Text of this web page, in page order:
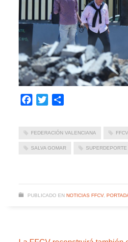
Facebook
Twitter
FEDERACIÓN VALENCIANA FFCV
SALVA GOMAR SUPERDEPORTE
PUBLICADO EN NOTICIAS FFCV,